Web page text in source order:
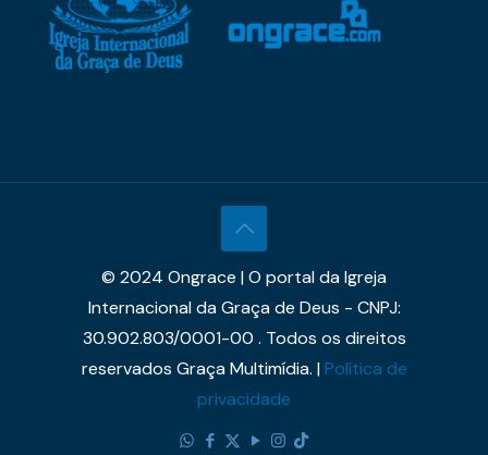
© 2024 Ongrace | O portal da Igreja
Internacional da Graça de Deus - CNPJ:
30.902.803/0001-00 . Todos os direitos
reservados Graça Multimídia. |Política de
privacidade